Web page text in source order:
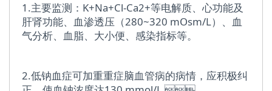
1.主要监测：K+Na+Cl-Ca2+等电解质、心功能及
肝肾功能、血渗透压（280~320 mOsm/L）、血
气分析、血脂、大小便、感染指标等。
2.低钠血症可加重重症脑血管病的病情，应积极纠